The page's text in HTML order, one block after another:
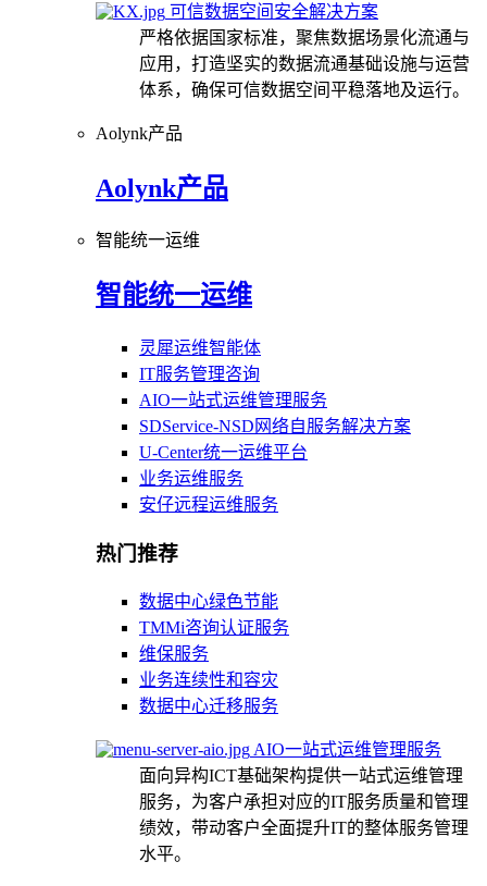
可信数据空间安全解决方案
严格依据国家标准，聚焦数据场景化流通与
应用，打造坚实的数据流通基础设施与运营
体系，确保可信数据空间平稳落地及运行。
Aolynk产品
Aolynk产品
智能统一运维
智能统一运维
灵犀运维智能体
IT服务管理咨询
AIO一站式运维管理服务
SDService-NSD网络自服务解决方案
U-Center统一运维平台
业务运维服务
安仔远程运维服务
热门推荐
数据中心绿色节能
TMMi咨询认证服务
维保服务
业务连续性和容灾
数据中心迁移服务
AIO一站式运维管理服务
面向异构ICT基础架构提供一站式运维管理
服务，为客户承担对应的IT服务质量和管理
绩效，带动客户全面提升IT的整体服务管理
水平。